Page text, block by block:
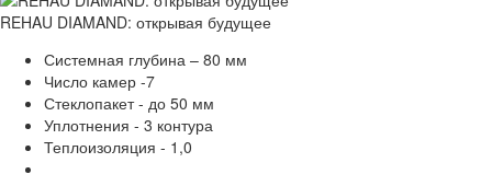
REHAU DIAMAND: открывая будущее
Системная глубина – 80 мм
Число камер -7
Стеклопакет - до 50 мм
Уплотнения - 3 контура
Теплоизоляция - 1,0